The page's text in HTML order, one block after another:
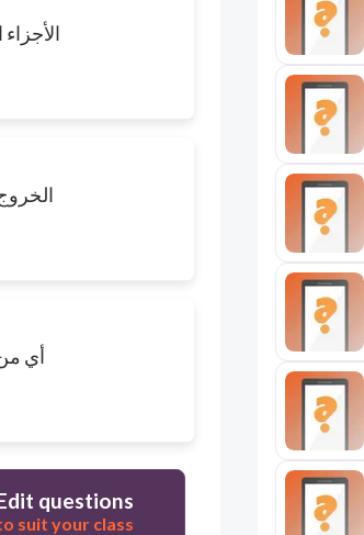
أي
questions
suit your class